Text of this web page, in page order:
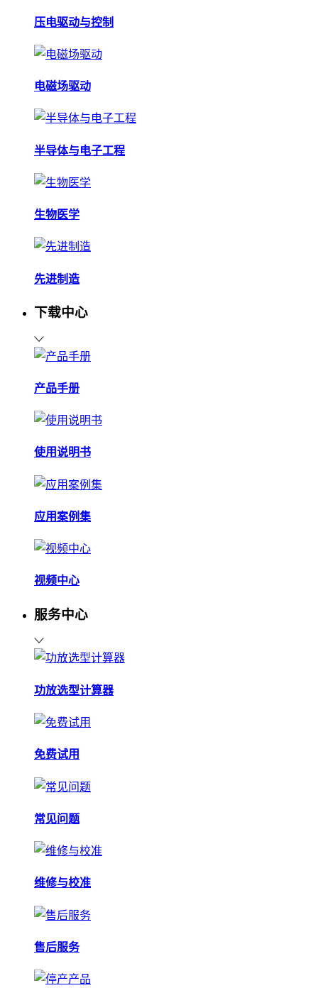
压电驱动与控制
电磁场驱动
半导体与电子工程
生物医学
先进制造
下载中心
产品手册
使用说明书
应用案例集
视频中心
服务中心
功放选型计算器
免费试用
常见问题
维修与校准
售后服务